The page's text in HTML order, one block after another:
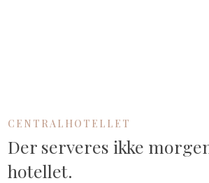
CENTRALHOTELLET​
Der serveres ikke
hotellet.